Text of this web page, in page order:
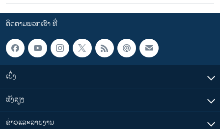
ທຸລະກິດ
ວີດີໂອ
ສຽງ
ລາຍການກະຈາຍສຽງ
ລາຍງານ
ຕິດຕາມພວກເຮົາ ທີ່
ຕິດຕາມພວກເຮົາ ທີ່
ເບິ່ງ
ຟັງສຽງ
ຂ່າວແລະລາຍງານ